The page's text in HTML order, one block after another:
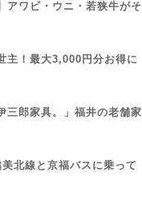
アワビ・ウニ・若狭牛がそ
主！最大3,000円分お得に
三郎家具。」福井の老舗家
美北線と京福バスに乗って